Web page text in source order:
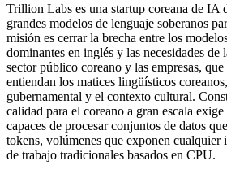
Trillion Labs es una startup coreana de IA
grandes modelos de lenguaje soberanos
misión es cerrar la brecha entre los
dominantes en inglés y las necesidades de
sector público coreano y las empresas,
entiendan los matices lingüísticos
gubernamental y el contexto cultural.
calidad para el coreano a gran escala
capaces de procesar conjuntos de datos
tokens, volúmenes que exponen
de trabajo tradicionales basados en CPU.